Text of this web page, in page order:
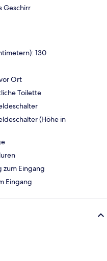
Geschirr
130
Ort
Toilette
(Höhe in
Eingang
Eingang